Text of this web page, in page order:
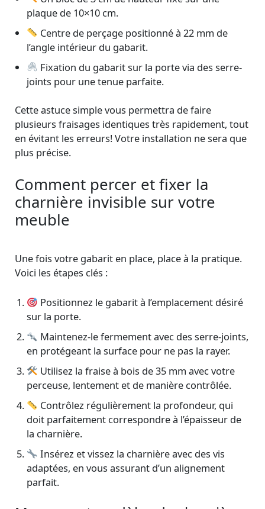
plaque de 10×10 cm.
Centre de perçage positionné à 22 mm de
l’angle intérieur du gabarit.
Fixation du gabarit sur la porte via des serre-
joints pour une tenue parfaite.
Cette astuce simple vous permettra de faire
plusieurs fraisages identiques très rapidement, tout
en évitant les erreurs! Votre installation ne sera que
plus précise.
Comment percer et fixer la
charnière invisible sur votre
meuble
Une fois votre gabarit en place, place à la pratique.
Voici les étapes clés :
Positionnez le gabarit à l’emplacement désiré
sur la porte.
Maintenez-le fermement avec des serre-joints,
en protégeant la surface pour ne pas la rayer.
Utilisez la fraise à bois de 35 mm avec votre
perceuse, lentement et de manière contrôlée.
Contrôlez régulièrement la profondeur, qui
doit parfaitement correspondre à l’épaisseur de
la charnière.
Insérez et vissez la charnière avec des vis
adaptées, en vous assurant d’un alignement
parfait.